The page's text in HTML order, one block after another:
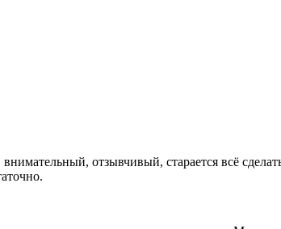
отзывчивый, старается всё